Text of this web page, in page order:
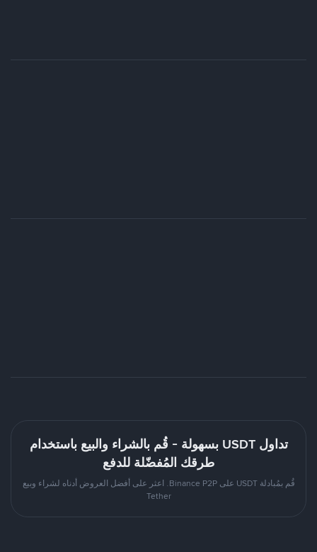
تداول USDT بسهولة - قُم بالشراء والبيع باستخدام
طرقك المُفضّلة للدفع
قُم بمُبادلة USDT على Binance P2P. اعثر على أفضل العروض أدناه لشراء وبيع
Tether